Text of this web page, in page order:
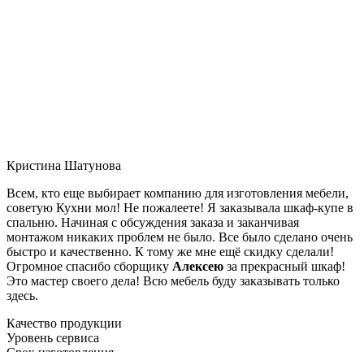
Кристина Шатунова
Всем, кто еще выбирает компанию для изготовления мебели,
советую Кухни мол! Не пожалеете! Я заказывала шкаф-купе в
спальню. Начиная с обсуждения заказа и заканчивая
монтажом никаких проблем не было. Все было сделано очень
быстро и качественно. К тому же мне ещё скидку сделали!
Огромное спасибо сборщику Алексею за прекрасный шкаф!
Это мастер своего дела! Всю мебель буду заказывать только
здесь.
Качество продукции
Уровень сервиса